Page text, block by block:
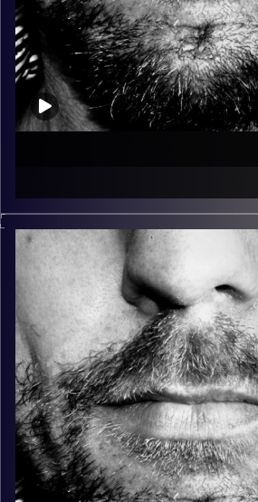
של הופעות חיות. הרבה ג'אם, רוק,
בלוז, bluegrass, ג'אז, Fאנק, פרוגרסיב ואפילו אלקטרוניקה.
David